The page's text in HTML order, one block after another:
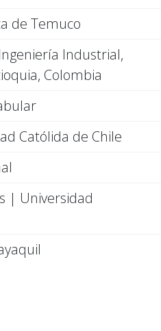
de Temuco
Industrial,
Colombia
Católida de Chile
| Universidad